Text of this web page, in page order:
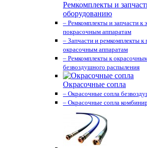
Ремкомплекты и
оборудованию
– Ремкомплекты и запчасти к
покрасочным аппаратам
– Запчасти и ремкомплекты к
окрасочным аппаратам
– Ремкомплекты к
безвоздушного распыления
Окрасочные сопла
– Окрасочные сопла
– Окрасочные сопла